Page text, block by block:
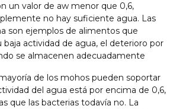
un valor de aw menor que 0,6,
no hay suficiente agua. Las
son ejemplos de alimentos que
actividad de agua, el deterioro por
se almacenen adecuadamente
de los mohos pueden soportar
del agua está por encima de 0,6,
que las bacterias todavía no. La